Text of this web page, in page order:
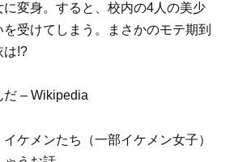
変身。すると、校内の4人の美少
受けてしまう。まさかのモテ期到
は!?
– Wikipedia
ケメンたち（一部イケメン女子）